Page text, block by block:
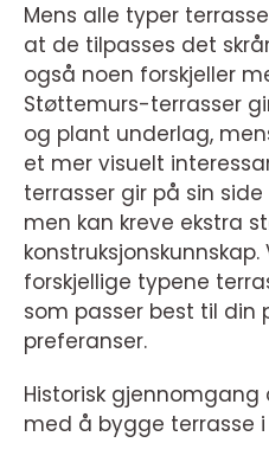
Mens alle typer
at de tilpasses det
også noen forskjeller
Støttemurs-terrasser
og plant underlag,
et mer visuelt
terrasser gir på sin
men kan kreve ekstra
forskjellige typene
som passer best til din
preferanser.
Historisk
med å bygge terrasse i